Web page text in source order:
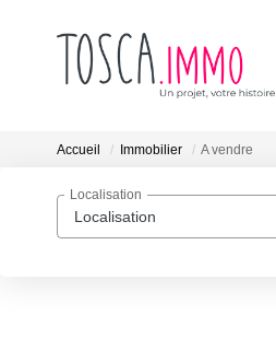
Accueil Immobilier A vendre
Localisation
Localisation